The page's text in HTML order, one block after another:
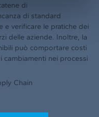
di
di standard
e verificare le pratiche dei
delle aziende. Inoltre, la
può comportare costi
cambiamenti nei processi
Chain